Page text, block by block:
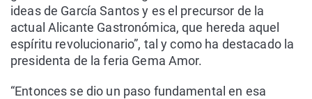
ideas de García Santos y es el precursor de la
actual Alicante Gastronómica, que hereda aquel
espíritu revolucionario”, tal y como ha destacado la
presidenta de la feria Gema Amor.
“Entonces se dio un paso fundamental en esa